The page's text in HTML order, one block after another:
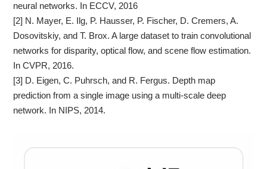
neural networks. In ECCV, 2016
[2] N. Mayer, E. Ilg, P. Hausser, P. Fischer, D. Cremers, A.
Dosovitskiy, and T. Brox. A large dataset to train convolutional
networks for disparity, optical flow, and scene flow estimation.
In CVPR, 2016.
[3] D. Eigen, C. Puhrsch, and R. Fergus. Depth map
prediction from a single image using a multi-scale deep
network. In NIPS, 2014.